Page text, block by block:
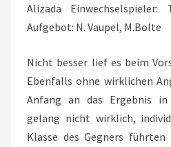
Alizada
Aufgebot: N. Vaupel, M.Bolte
Nicht besser lief es beim
Ebenfalls ohne wirklichen
Anfang an das Ergebnis
gelang nicht wirklich,
Klasse des Gegners